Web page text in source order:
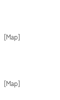
[Map]
[Map]